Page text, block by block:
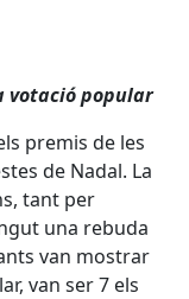
votació popular
premis de les
de Nadal. La
tant per
una rebuda
van mostrar
van ser 7 els